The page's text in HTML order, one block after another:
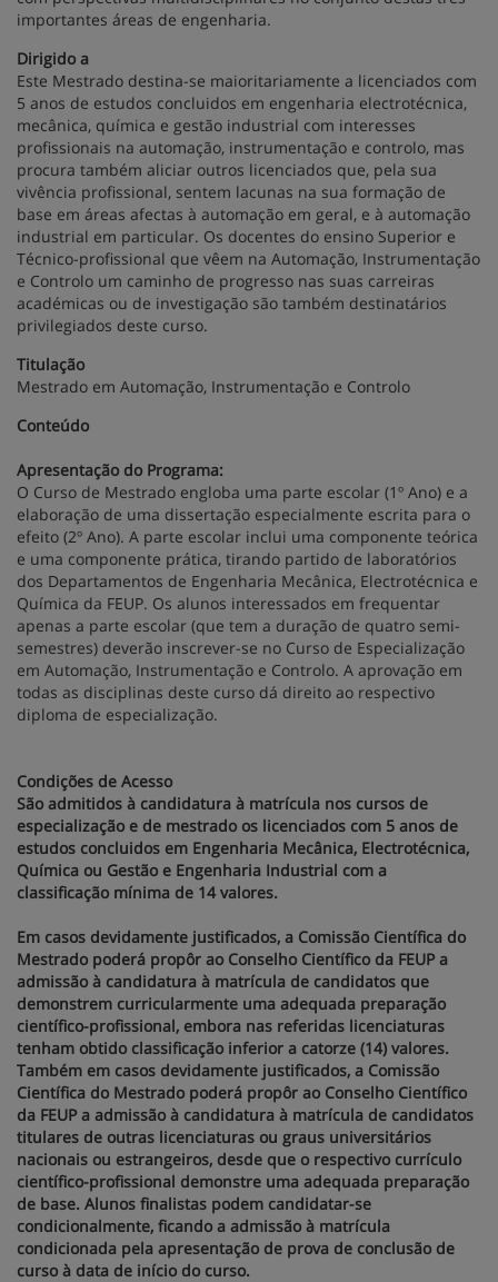
importantes áreas de engenharia.
Dirigido a
Este Mestrado destina-se maioritariamente a licenciados com
5 anos de estudos concluidos em engenharia electrotécnica,
mecânica, química e gestão industrial com interesses
profissionais na automação, instrumentação e controlo, mas
procura também aliciar outros licenciados que, pela sua
vivência profissional, sentem lacunas na sua formação de
base em áreas afectas à automação em geral, e à automação
industrial em particular. Os docentes do ensino Superior e
Técnico-profissional que vêem na Automação, Instrumentação
e Controlo um caminho de progresso nas suas carreiras
académicas ou de investigação são também destinatários
privilegiados deste curso.
Titulação
Mestrado em Automação, Instrumentação e Controlo
Conteúdo
Apresentação do Programa:
O Curso de Mestrado engloba uma parte escolar (1º Ano) e a
elaboração de uma dissertação especialmente escrita para o
efeito (2º Ano). A parte escolar inclui uma componente teórica
e uma componente prática, tirando partido de laboratórios
dos Departamentos de Engenharia Mecânica, Electrotécnica e
Química da FEUP. Os alunos interessados em frequentar
apenas a parte escolar (que tem a duração de quatro semi-
semestres) deverão inscrever-se no Curso de Especialização
em Automação, Instrumentação e Controlo. A aprovação em
todas as disciplinas deste curso dá direito ao respectivo
diploma de especialização.
Condições de Acesso
São admitidos à candidatura à matrícula nos cursos de
especialização e de mestrado os licenciados com 5 anos de
estudos concluidos em Engenharia Mecânica, Electrotécnica,
Química ou Gestão e Engenharia Industrial com a
classificação mínima de 14 valores.
Em casos devidamente justificados, a Comissão Científica do
Mestrado poderá propôr ao Conselho Científico da FEUP a
admissão à candidatura à matrícula de candidatos que
demonstrem curricularmente uma adequada preparação
científico-profissional, embora nas referidas licenciaturas
tenham obtido classificação inferior a catorze (14) valores.
Também em casos devidamente justificados, a Comissão
Científica do Mestrado poderá propôr ao Conselho Científico
da FEUP a admissão à candidatura à matrícula de candidatos
titulares de outras licenciaturas ou graus universitários
nacionais ou estrangeiros, desde que o respectivo currículo
científico-profissional demonstre uma adequada preparação
de base. Alunos finalistas podem candidatar-se
condicionalmente, ficando a admissão à matrícula
condicionada pela apresentação de prova de conclusão de
curso à data de início do curso.